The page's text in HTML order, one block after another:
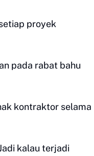
proyek
pada rabat bahu
kontraktor selama
kalau terjadi